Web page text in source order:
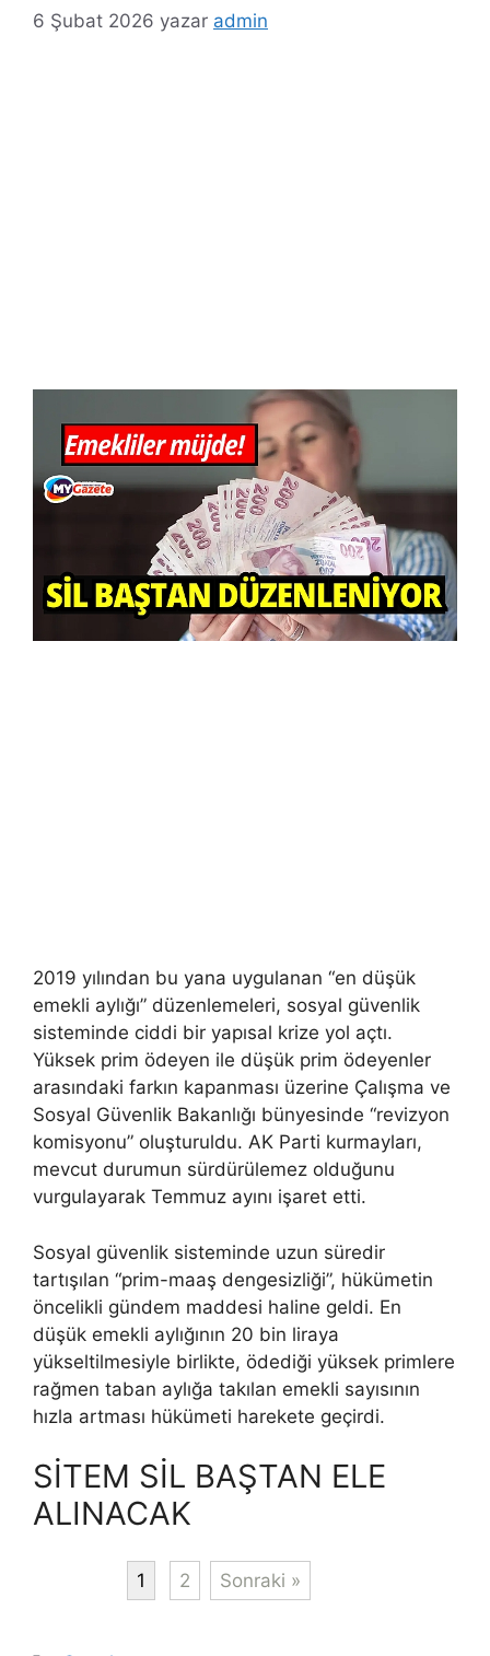
6 Şubat 2026 yazar admin
2019 yılından bu yana uygulanan “en düşük
emekli aylığı” düzenlemeleri, sosyal güvenlik
sisteminde ciddi bir yapısal krize yol açtı.
Yüksek prim ödeyen ile düşük prim ödeyenler
arasındaki farkın kapanması üzerine Çalışma ve
Sosyal Güvenlik Bakanlığı bünyesinde “revizyon
komisyonu” oluşturuldu. AK Parti kurmayları,
mevcut durumun sürdürülemez olduğunu
vurgulayarak Temmuz ayını işaret etti.
Sosyal güvenlik sisteminde uzun süredir
tartışılan “prim-maaş dengesizliği”, hükümetin
öncelikli gündem maddesi haline geldi. En
düşük emekli aylığının 20 bin liraya
yükseltilmesiyle birlikte, ödediği yüksek primlere
rağmen taban aylığa takılan emekli sayısının
hızla artması hükümeti harekete geçirdi.
SİTEM SİL BAŞTAN ELE
ALINACAK
1 2 Sonraki »